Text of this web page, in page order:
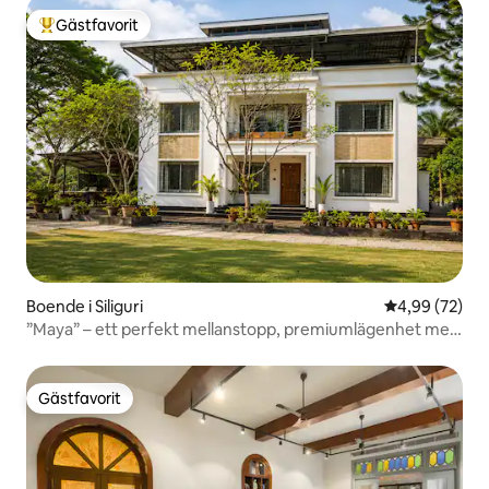
Populär gästfavorit
Gästfavorit
Boende i Siliguri 4,99 av 5 i
4,99 (72)
”Maya” – ett perfekt mellanstopp, premiumlägenhet med
Gästfavorit
Gästfavorit